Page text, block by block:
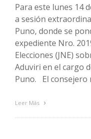
Para este lunes 14
a sesión
Puno, donde se
expediente Nro.
Elecciones (JNE)
Aduviri en el cargo
Puno. El consejero
Leer Más